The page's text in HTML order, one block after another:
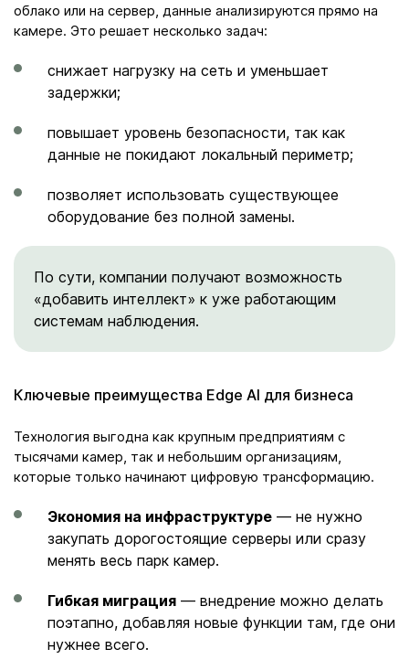
облако или на сервер, данные анализируются прямо на
камере. Это решает несколько задач:
снижает нагрузку на сеть и уменьшает
задержки;
повышает уровень безопасности, так как
данные не покидают локальный периметр;
позволяет использовать существующее
оборудование без полной замены.
По сути, компании получают возможность
«добавить интеллект» к уже работающим
системам наблюдения.
Ключевые преимущества Edge AI для бизнеса
Технология выгодна как крупным предприятиям с
тысячами камер, так и небольшим организациям,
которые только начинают цифровую трансформацию.
Экономия на инфраструктуре — не нужно
закупать дорогостоящие серверы или сразу
менять весь парк камер.
Гибкая миграция — внедрение можно делать
поэтапно, добавляя новые функции там, где они
нужнее всего.